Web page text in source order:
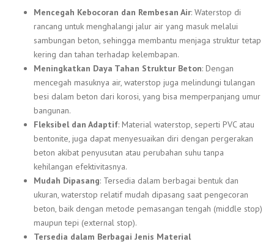
Mencegah Kebocoran dan Rembesan Air: Waterstop di
rancang untuk menghalangi jalur air yang masuk melalui
sambungan beton, sehingga membantu menjaga struktur tetap
kering dan tahan terhadap kelembapan.
Meningkatkan Daya Tahan Struktur Beton: Dengan
mencegah masuknya air, waterstop juga melindungi tulangan
besi dalam beton dari korosi, yang bisa memperpanjang umur
bangunan.
Fleksibel dan Adaptif: Material waterstop, seperti PVC atau
bentonite, juga dapat menyesuaikan diri dengan pergerakan
beton akibat penyusutan atau perubahan suhu tanpa
kehilangan efektivitasnya.
Mudah Dipasang: Tersedia dalam berbagai bentuk dan
ukuran, waterstop relatif mudah dipasang saat pengecoran
beton, baik dengan metode pemasangan tengah (middle stop)
maupun tepi (external stop).
Tersedia dalam Berbagai Jenis Material